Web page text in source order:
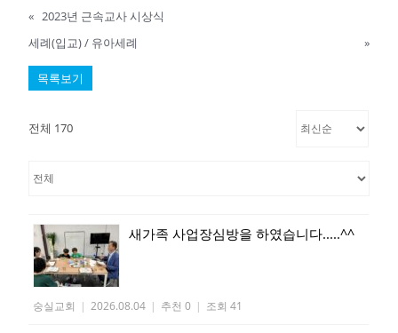
« 2023년 근속교사 시상식
세례(입교) / 유아세례
»
목록보기
전체 170
새가족 사업장심방을 하였습니다.....^^
숭실교회 | 2026.08.04 | 추천 0 | 조회 41